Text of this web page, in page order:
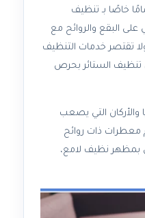
خاصًا بـ تنظيف
البقع والروائح مع
تقتصر خدمات التنظيف
الستائر بحرص
والأركان التي يصعب
معطرات ذات روائح
بمظهر نظيف لامع،